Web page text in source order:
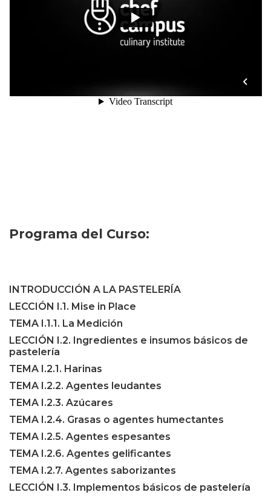
Programa del Curso:
INTRODUCCIÓN A LA PASTELERÍA
LECCIÓN I.1. Mise in Place
TEMA I.1.1. La Medición
LECCIÓN I.2. Ingredientes e insumos básicos de
pastelería
TEMA I.2.1. Harinas
TEMA I.2.2. Agentes leudantes
TEMA I.2.3. Azúcares
TEMA I.2.4. Grasas o agentes humectantes
TEMA I.2.5. Agentes espesantes
TEMA I.2.6. Agentes gelificantes
TEMA I.2.7. Agentes saborizantes
LECCIÓN I.3. Implementos básicos de pastelería